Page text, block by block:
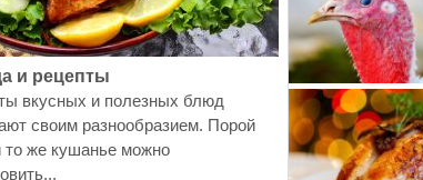
и рецепты
вкусных и полезных блюд
своим разнообразием. Порой
то же кушанье можно